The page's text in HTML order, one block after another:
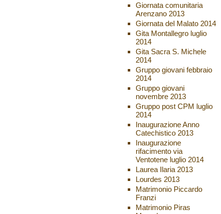
Giornata comunitaria
Arenzano 2013
Giornata del Malato 2014
Gita Montallegro luglio
2014
Gita Sacra S. Michele
2014
Gruppo giovani febbraio
2014
Gruppo giovani
novembre 2013
Gruppo post CPM luglio
2014
Inaugurazione Anno
Catechistico 2013
Inaugurazione
rifacimento via
Ventotene luglio 2014
Laurea Ilaria 2013
Lourdes 2013
Matrimonio Piccardo
Franzi
Matrimonio Piras